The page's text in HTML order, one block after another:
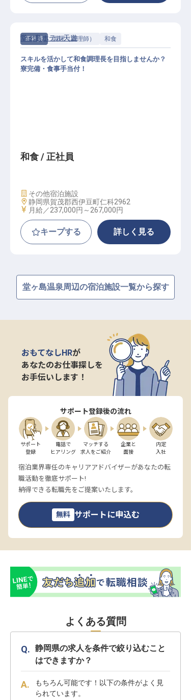
正社員 調理（調理師） 和食
和食 / 正社員
堂ヶ島ホテル天遊
スキルを活かして和食調理長を目指しませんか？
寮完備・食事手当付！
施設業態
その他宿泊施設
勤務地
静岡県賀茂郡西伊豆町仁科2962
給与
月給／237,000円～ 267,000円
キープする 詳しく見る
堂ヶ島温泉周辺の宿泊施設一覧から探す
おもてなしHRが
あなたのお仕事探しを
お手伝いします！
サポート登録後の流れ
サポート
登録
電話で
ヒアリング
マッチする
求人をご紹介
企業と
面接
内定
入社
宿泊業界専任のキャリアアドバイザーがあなたの転
職活動を徹底サポート!
納得できる転職先をご提案いたします。
無料 サポートに申込む
よくある質問
静岡県の求人を条件で絞り込むこと
はできますか？
もちろん可能です！以下の条件がよく見
られています。